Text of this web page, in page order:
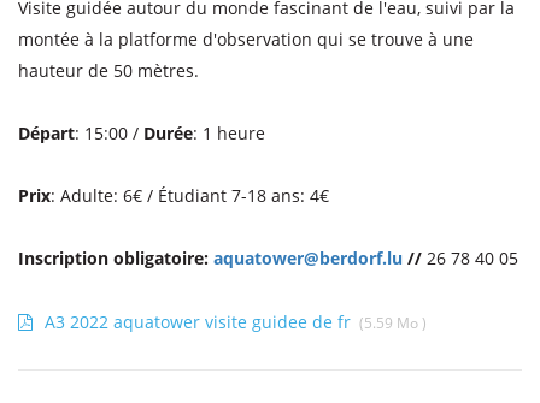
Visite guidée autour du monde fascinant de l'eau, suivi par la
montée à la platforme d'observation qui se trouve à une
hauteur de 50 mètres.
Départ: 15:00 / Durée: 1 heure
Prix: Adulte: 6€ / Étudiant 7-18 ans: 4€
Inscription obligatoire: aquatower@berdorf.lu // 26 78 40 05
A3 2022 aquatower visite guidee de fr (5.59 Mo )